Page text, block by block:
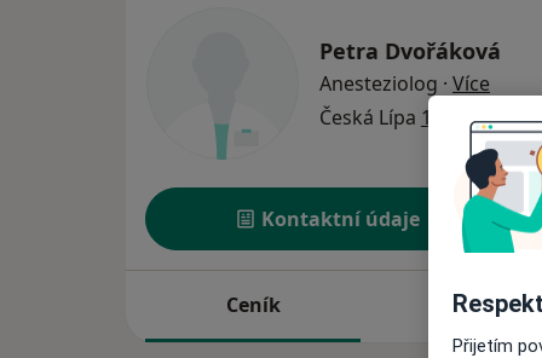
Petra Dvořáková
Anesteziolog · Víceo
Česká Lípa 1 adresa
Kontaktní údaje
Ceník Adresy
Přijetím